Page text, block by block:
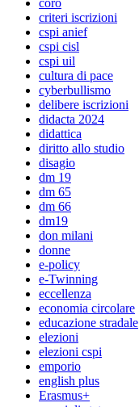
coro
criteri iscrizioni
cspi anief
cspi cisl
cspi uil
cultura di pace
cyberbullismo
delibere iscrizioni
didacta 2024
didattica
diritto allo studio
disagio
dm 19
dm 65
dm 66
dm19
don milani
donne
e-policy
e-Twinning
eccellenza
economia circolare
educazione stradale
elezioni
elezioni cspi
emporio
english plus
Erasmus+